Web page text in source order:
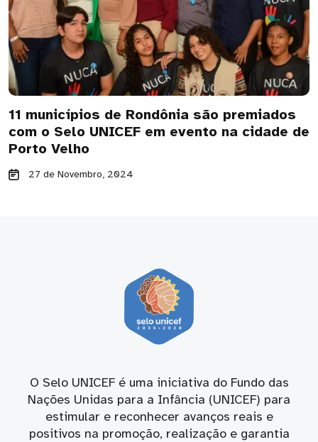
11 municípios de Rondônia são premiados
com o Selo UNICEF em evento na cidade de
Porto Velho
27 de Novembro, 2024
O Selo UNICEF é uma iniciativa do Fundo das
Nações Unidas para a Infância (UNICEF) para
estimular e reconhecer avanços reais e
positivos na promoção, realização e garantia